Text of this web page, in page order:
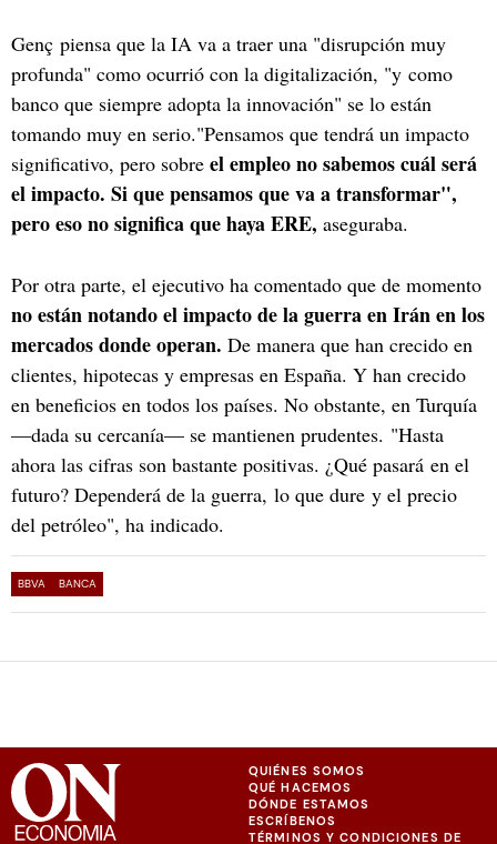
Genç piensa que la IA va a traer una "disrupción muy
profunda" como ocurrió con la digitalización, "y como
banco que siempre adopta la innovación" se lo están
tomando muy en serio."Pensamos que tendrá un impacto
significativo, pero sobre el empleo no sabemos cuál será
el impacto. Si que pensamos que va a transformar",
pero eso no significa que haya ERE, aseguraba.
Por otra parte, el ejecutivo ha comentado que de momento
no están notando el impacto de la guerra en Irán en los
mercados donde operan. De manera que han crecido en
clientes, hipotecas y empresas en España. Y han crecido
en beneficios en todos los países. No obstante, en Turquía
—dada su cercanía— se mantienen prudentes. "Hasta
ahora las cifras son bastante positivas. ¿Qué pasará en el
futuro? Dependerá de la guerra, lo que dure y el precio
del petróleo", ha indicado.
BBVA BANCA
QUIÉNES SOMOS
QUÉ HACEMOS
DÓNDE ESTAMOS
ESCRÍBENOS
TÉRMINOS Y CONDICIONES DE